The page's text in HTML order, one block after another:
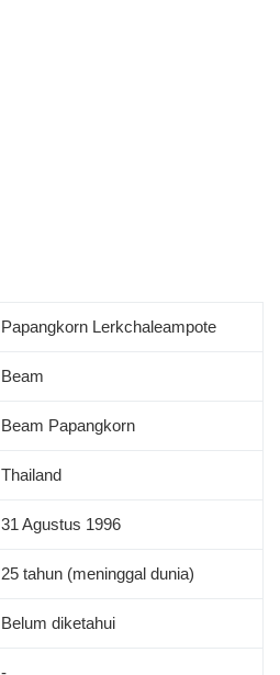
Papangkorn Lerkchaleampote
Beam
Beam Papangkorn
Thailand
31 Agustus 1996
25 tahun (meninggal dunia)
Belum diketahui